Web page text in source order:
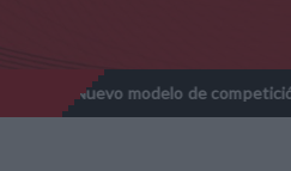
Nuevo modelo de competición -